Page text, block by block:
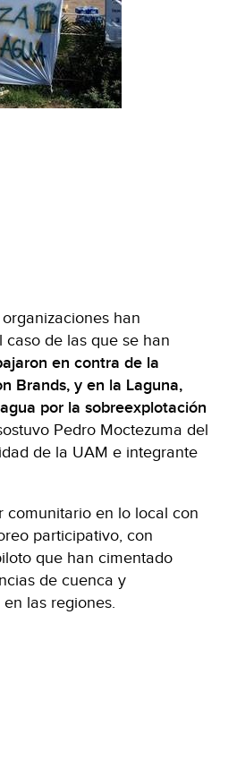
han
de las que se han
en contra de la
Brands, y en la Laguna,
por la sobreexplotación
Pedro Moctezuma del
de la UAM e integrante
comunitario en lo local con
participativo, con
que han cimentado
de cuenca y
las regiones.